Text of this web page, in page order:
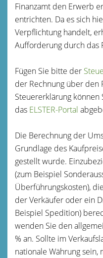
Finanzamt den Erwerb
entrichten. Da es sich
Verpflichtung handelt,
Aufforderung durch das
Fügen Sie bitte der
der Rechnung über den
Steuererklärung
das ELSTER-Portal
Die Berechnung der
Grundlage des
gestellt wurde.
(zum Beispiel
Überführungskosten),
der Verkäufer oder ein
Beispiel Spedition)
wenden Sie den
% an. Sollte im
nationale Währung sein,